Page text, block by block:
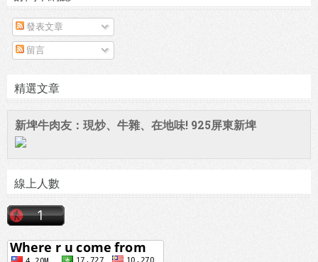
發表文章
留言
精選文章
新埤牛肉友：現炒、牛雜、在地味! 925屏東新埤
線上人數